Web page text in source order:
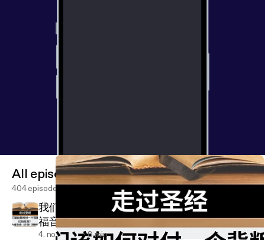
All episodes
404 episodes
我们该如何对付一个背叛我们的兄弟？ [马太
福音18：15-20][第89]
4. nov. 2019 8 min